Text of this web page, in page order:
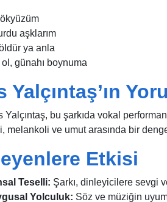
aşklarım
ya anla
günahı boynuma
Yalçıntaş’ın
Yalçıntaş, bu şarkıda vokal
melankoli ve umut arasında bir
Etkisi
Teselli: Şarkı, dinleyicilere sevgi
Yolculuk: Söz ve müziğin